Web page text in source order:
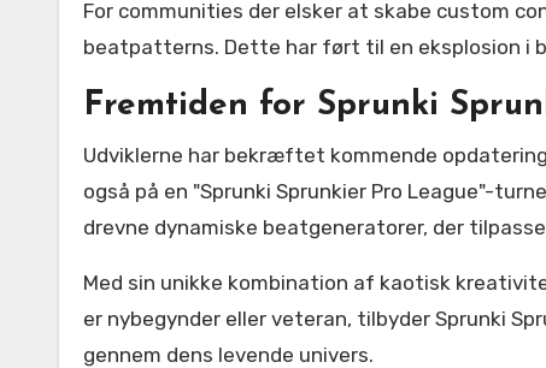
For communities der elsker at skabe custom
beatpatterns. Dette har ført til en eksplosion i
Fremtiden for Sprunki
Udviklerne har bekræftet kommende
også på en "Sprunki Sprunkier Pro League"-
drevne dynamiske beatgeneratorer, der
Med sin unikke kombination af kaotisk
er nybegynder eller veteran, tilbyder Sprunki
gennem dens levende univers.